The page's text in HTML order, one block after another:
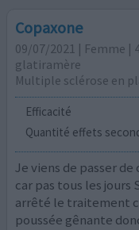
Copaxone
09/07/2021 | Femme |
glatiramère
Multiple sclérose en
Efficacité
Quantité effets
Je viens de passer
car pas tous les jours
arrêté le traitement
poussée gênante